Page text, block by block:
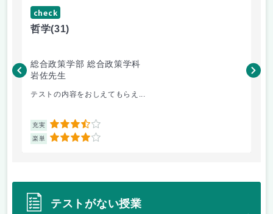
check
哲学(31)
総合政策学部 総合政策学科
岩佐先生
テストの内容をおしえてもらえ...
充実 3.5
楽単 4
長
テストがない授業